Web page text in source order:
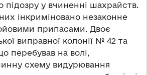
підозру у вчиненні шахрайств.
інкриміновано незаконне
припасами. Двоє
виправної колонії № 42 та
перебував на волі,
схему видурювання